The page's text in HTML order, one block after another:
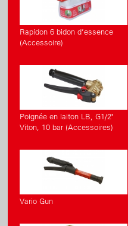
Rapidon 6 bidon d’essence
(Accessoire)
Poignée en laiton LB, G1/2"
Viton, 10 bar (Accessoires)
Vario Gun